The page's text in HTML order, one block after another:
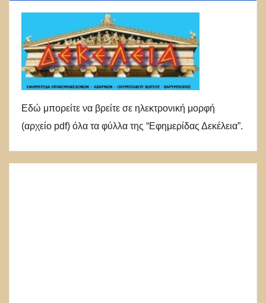
Εδώ μπορείτε να βρείτε σε ηλεκτρονική μορφή
(αρχείο pdf) όλα τα φύλλα της “Εφημερίδας Δεκέλεια”.